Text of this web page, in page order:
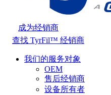
成为经销商
查找 TyrFil™ 经销商
我们的服务对象
OEM
售后经销商
设备所有者